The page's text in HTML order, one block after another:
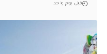
قبل يوم واحد